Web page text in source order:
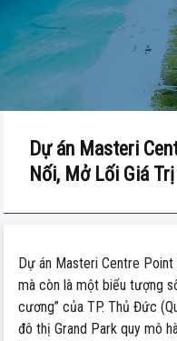
Dự án Masteri
Nối, Mở Lối Giá
Dự án Masteri Centre
mà còn là một biểu tượng
cương” của TP. Thủ Đức
đô thị Grand Park quy mô